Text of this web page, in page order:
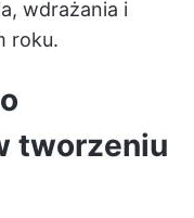
wdrażania i
roku.
tworzeniu